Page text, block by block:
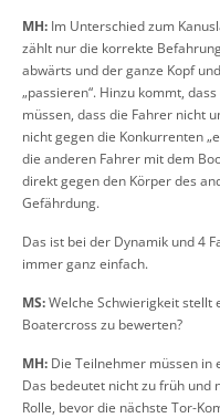
MH: Im Unterschied zum
zählt nur die korrekte
abwärts und der ganze Kopf
„passieren“. Hinzu kommt,
müssen, dass die Fahrer nicht
nicht gegen die Konkurrenten
die anderen Fahrer mit dem
direkt gegen den Körper des
Gefährdung.
Das ist bei der Dynamik und 4
immer ganz einfach.
MS:Welche Schwierigkeit stellt
Boatercross zu bewerten?
MH: Die Teilnehmer müssen
Das bedeutet nicht zu früh und
Rolle, bevor die nächste Tor-